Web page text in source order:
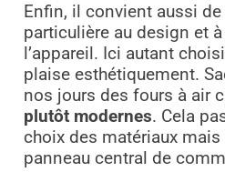
Enfin, il convient aussi
particulière au design et à
l’appareil. Ici autant
plaise esthétiquement.
nos jours des fours à air
plutôt modernes. Cela
choix des matériaux
panneau central de